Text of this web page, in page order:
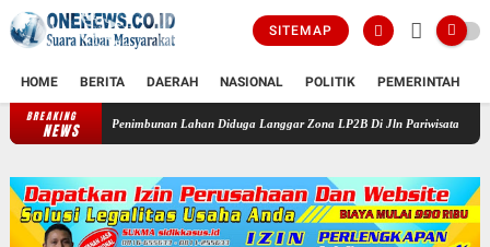
SITEMAP
HOME BERITA DAERAH NASIONAL POLITIK PEMERINTAH
BREAKING
NEWS
Penimbunan Lahan Diduga Langgar Zona LP2B Di Jln Pariwisata Macanda Gowa,